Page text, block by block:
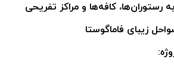
رستوران‌ها، کافه‌ها و مراکز تفریحی
زیبای فاماگوستا